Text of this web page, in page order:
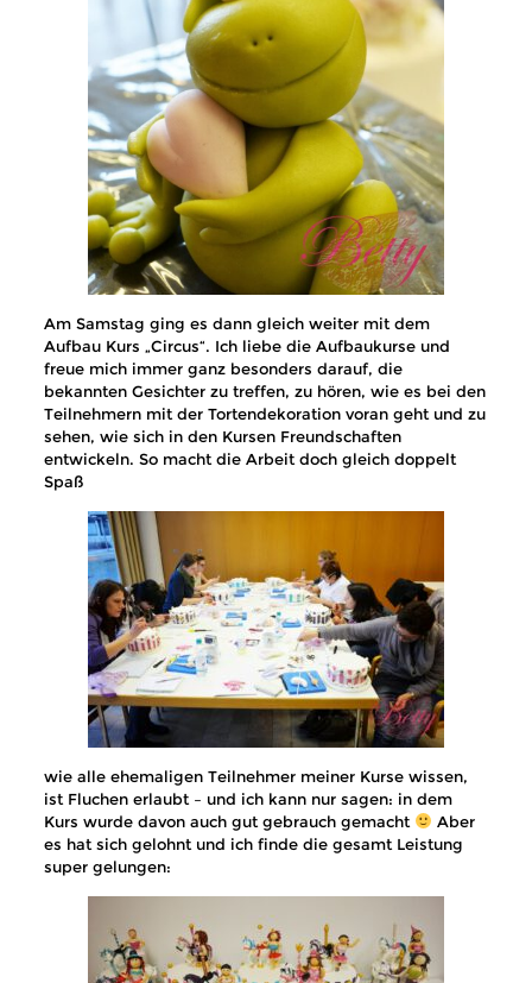
Am Samstag ging es dann gleich weiter mit dem
Aufbau Kurs „Circus“. Ich liebe die Aufbaukurse und
freue mich immer ganz besonders darauf, die
bekannten Gesichter zu treffen, zu hören, wie es bei den
Teilnehmern mit der Tortendekoration voran geht und zu
sehen, wie sich in den Kursen Freundschaften
entwickeln. So macht die Arbeit doch gleich doppelt
Spaß
wie alle ehemaligen Teilnehmer meiner Kurse wissen,
ist Fluchen erlaubt – und ich kann nur sagen: in dem
Kurs wurde davon auch gut gebrauch gemacht
Aber
es hat sich gelohnt und ich finde die gesamt Leistung
super gelungen: